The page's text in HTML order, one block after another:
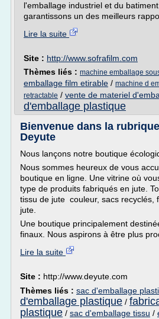
l'emballage industriel et du
garantissons un des meilleurs
Lire la suite
Site : http://www.sofrafilm.com
Thèmes liés : machine emballage
emballage film etirable / machine d
retractable / vente de materiel
d'emballage plastique
Bienvenue dans la
Deyute
Nous lançons notre boutique
Nous sommes heureux de vous
boutique en ligne. Une vitrine où
type de produits fabriqués en jute.
tissu de jute couleur, sacs recyclés,
jute.
Une boutique principalement
finaux. Nous aspirons à être plus
Lire la suite
Site : http://www.deyute.com
Thèmes liés : sac d'emballage
d'emballage plastique /
plastique / sac d'emballage tissu /